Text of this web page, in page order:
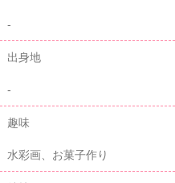
-
出身地
-
趣味
水彩画、お菓子作り